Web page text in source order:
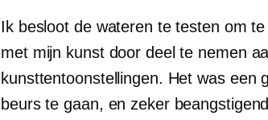
Ik besloot de wateren te testen om
met mijn kunst door deel te nemen
kunsttentoonstellingen. Het was een
beurs te gaan, en zeker